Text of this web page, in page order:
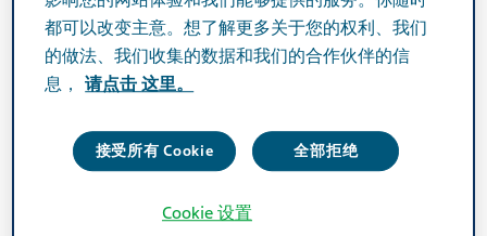
Aciclovir USP 5% w/w
Additional Info
Cream
都可以改变主意。想了解更多关于您的权利、我们
的做法、我们收集的数据和我们的合作伙伴的信
息，
请点击 这里。
接受所有 Cookie 全部拒绝
Cookie 设置